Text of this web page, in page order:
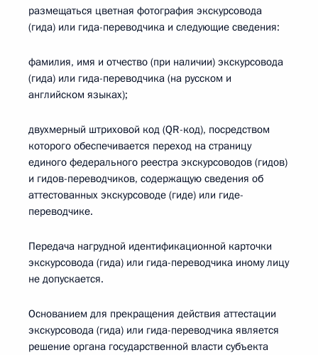
размещаться цветная фотография экскурсовода
(гида) или гида-переводчика и следующие сведения:
фамилия, имя и отчество (при наличии) экскурсовода
(гида) или гида-переводчика (на русском и
английском языках);
двухмерный штриховой код (QR-код), посредством
которого обеспечивается переход на страницу
единого федерального реестра экскурсоводов (гидов)
и гидов-переводчиков, содержащую сведения об
аттестованных экскурсоводе (гиде) или гиде-
переводчике.
Передача нагрудной идентификационной карточки
экскурсовода (гида) или гида-переводчика иному лицу
не допускается.
Основанием для прекращения действия аттестации
экскурсовода (гида) или гида-переводчика является
решение органа государственной власти субъекта